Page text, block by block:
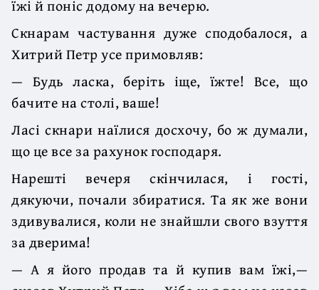
їжі й поніс додому на вечерю.
Скнарам частування дуже сподобалося, а
Хитрий Петр усе примовляв:
— Будь ласка, беріть іще, їжте! Все, що
бачите на столі, ваше!
Ласі скнари наїлися досхочу, бо ж думали,
що це все за рахунок господаря.
Нарешті вечеря скінчилася, і гості,
дякуючи, почали збиратися. Та як же вони
здивувалися, коли не знайшли свого взуття
за дверима!
— А я його продав та й купив вам їжі,—